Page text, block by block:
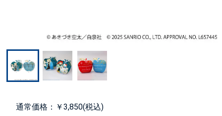
通常価格：￥3,850(税込)